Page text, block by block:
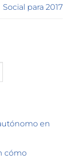
Social para 2017
en
cómo